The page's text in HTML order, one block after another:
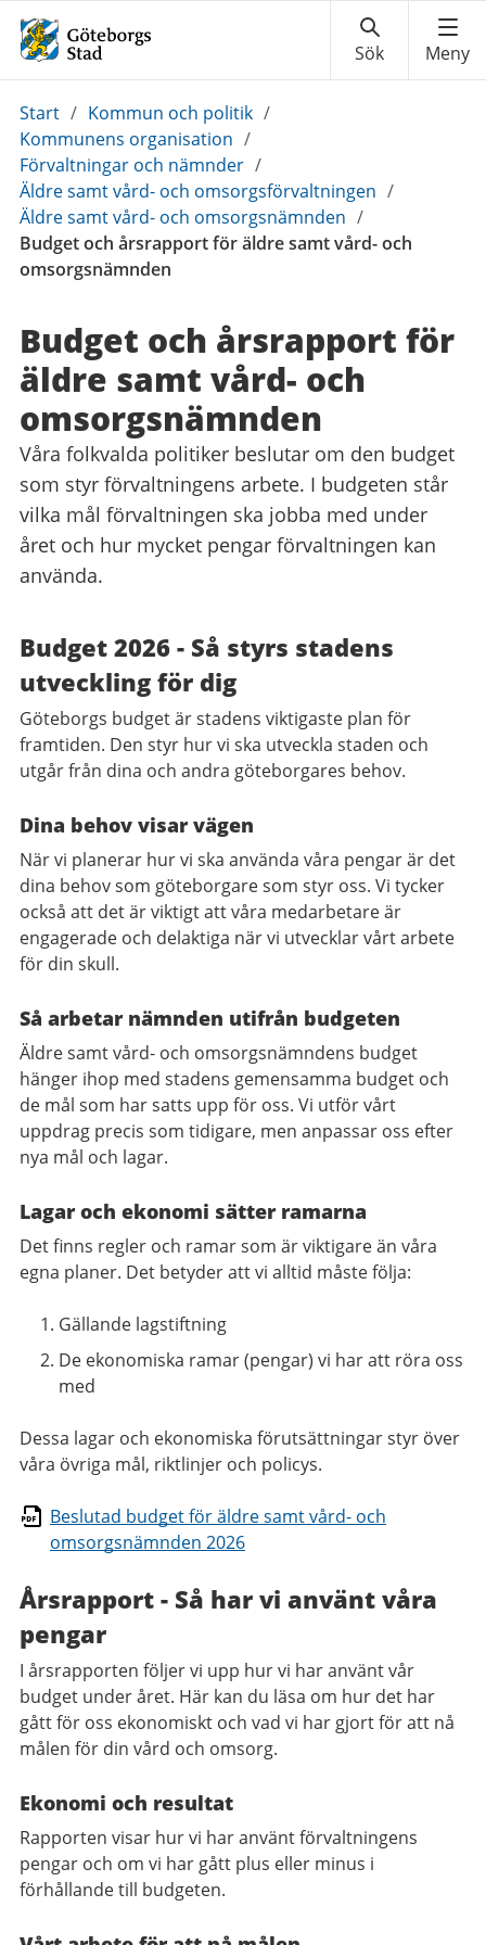
Du
är
här:
Start / Kommun och politik /
Kommunens organisation /
Förvaltningar och nämnder /
Äldre samt vård- och omsorgsförvaltningen /
Äldre samt vård- och omsorgsnämnden /
Budget och årsrapport för äldre samt vård- och
omsorgsnämnden
Budget och årsrapport för
äldre samt vård- och
omsorgsnämnden
Våra folkvalda politiker beslutar om den budget
som styr förvaltningens arbete. I budgeten står
vilka mål förvaltningen ska jobba med under
året och hur mycket pengar förvaltningen kan
använda.
Budget 2026 - Så styrs stadens
utveckling för dig
Göteborgs budget är stadens viktigaste plan för
framtiden. Den styr hur vi ska utveckla staden och
utgår från dina och andra göteborgares behov.
Dina behov visar vägen
När vi planerar hur vi ska använda våra pengar är det
dina behov som göteborgare som styr oss. Vi tycker
också att det är viktigt att våra medarbetare är
engagerade och delaktiga när vi utvecklar vårt arbete
för din skull.
Så arbetar nämnden utifrån budgeten
Äldre samt vård- och omsorgsnämndens budget
hänger ihop med stadens gemensamma budget och
de mål som har satts upp för oss. Vi utför vårt
uppdrag precis som tidigare, men anpassar oss efter
nya mål och lagar.
Lagar och ekonomi sätter ramarna
Det finns regler och ramar som är viktigare än våra
egna planer. Det betyder att vi alltid måste följa:
Gällande lagstiftning
De ekonomiska ramar (pengar) vi har att röra oss
med
Dessa lagar och ekonomiska förutsättningar styr över
våra övriga mål, riktlinjer och policys.
Beslutad budget för äldre samt vård- och
omsorgsnämnden 2026
Årsrapport - Så har vi använt våra
pengar
I årsrapporten följer vi upp hur vi har använt vår
budget under året. Här kan du läsa om hur det har
gått för oss ekonomiskt och vad vi har gjort för att nå
målen för din vård och omsorg.
Ekonomi och resultat
Rapporten visar hur vi har använt förvaltningens
pengar och om vi har gått plus eller minus i
förhållande till budgeten.